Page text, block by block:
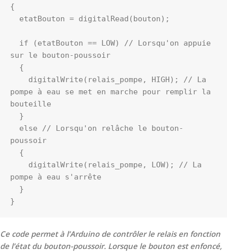
{
sur le bouton-poussoir
pompe à eau se met en marche pour remplir la
bouteille
poussoir
pompe à eau s'arrête
}
Ce code permet à l’Arduino de contrôler le relais en fonction
de l’état du bouton-poussoir. Lorsque le bouton est enfoncé,